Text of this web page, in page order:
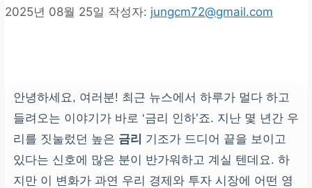
2025년 08월 25일 작성자: jungcm72@gmail.com
안녕하세요, 여러분! 최근 뉴스에서 하루가 멀다 하고
들려오는 이야기가 바로 ‘금리 인하’죠. 지난 몇 년간 우
리를 짓눌렀던 높은 금리 기조가 드디어 끝을 보이고
있다는 신호에 많은 분이 반가워하고 계실 텐데요. 하
지만 이 변화가 과연 우리 경제와 투자 시장에 어떤 영